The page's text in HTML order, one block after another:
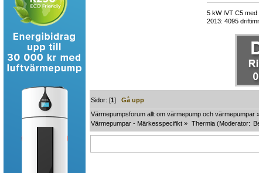
5 kW IVT C5 med
2013: 4095
Sidor: [1]Gå upp
Värmepumpsforum allt om värmepump och värmepumpar
Värmepumpar - Märkesspecifikt » Thermia (Moderator: